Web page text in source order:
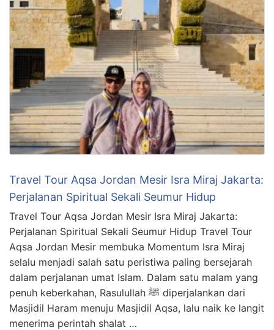
Travel Tour Aqsa Jordan Mesir Isra Miraj Jakarta:
Perjalanan Spiritual Sekali Seumur Hidup
Travel Tour Aqsa Jordan Mesir Isra Miraj Jakarta:
Perjalanan Spiritual Sekali Seumur Hidup Travel Tour
Aqsa Jordan Mesir membuka Momentum Isra Miraj
selalu menjadi salah satu peristiwa paling bersejarah
dalam perjalanan umat Islam. Dalam satu malam yang
penuh keberkahan, Rasulullah ﷺ diperjalankan dari
Masjidil Haram menuju Masjidil Aqsa, lalu naik ke langit
menerima perintah shalat …